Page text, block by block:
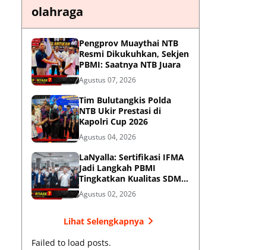
olahraga
Pengprov Muaythai NTB
Resmi Dikukuhkan, Sekjen
PBMI: Saatnya NTB Juara
Agustus 07, 2026
Tim Bulutangkis Polda
NTB Ukir Prestasi di
Kapolri Cup 2026
Agustus 04, 2026
LaNyalla: Sertifikasi IFMA
Jadi Langkah PBMI
Tingkatkan Kualitas SDM
Muaythai
Agustus 02, 2026
Lihat Selengkapnya
Failed to load posts.